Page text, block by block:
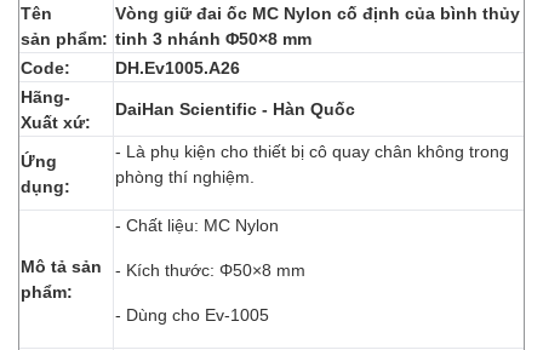
Tên
sản phẩm:
Vòng giữ đai ốc MC Nylon cố định của bình thủy
tinh 3 nhánh Φ50×8 mm
Code:
DH.Ev1005.A26
Hãng-
Xuất xứ:
DaiHan Scientific - Hàn Quốc
Ứng
dụng:
- Là phụ kiện cho thiết bị cô quay chân không trong
phòng thí nghiệm.
Mô tả sản
phẩm:
- Chất liệu: MC Nylon
- Kích thước: Φ50×8 mm
- Dùng cho Ev-1005